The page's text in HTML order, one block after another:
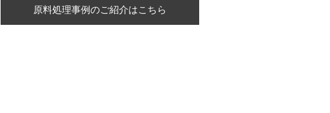
原料処理事例のご紹介はこちら